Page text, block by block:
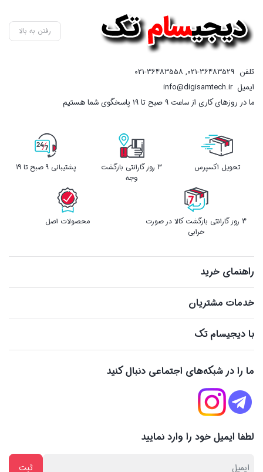
رفتن به بالا
تلفن 021-36483529
,
021-36483558
ایمیلinfo@digisamtech.ir
ما در روزهای کاری از ساعت ۹ صبح تا ۱۹ پاسخگوی شما هستیم
تحویل اکسپرس
3 روز گارانتی بازگشت
وجه
پشتیبانی 9 صبح تا 19
3 روز گارانتی بازگشت کالا در صورت
خرابی
محصولات اصل
راهنمای خرید
خدمات مشتریان
با دیجیسام تک
ما را در شبکه‌های اجتماعی دنبال کنید
لطفا ایمیل خود را وارد نمایید